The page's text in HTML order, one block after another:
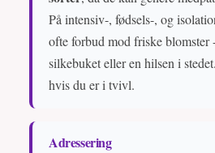
På intensiv-, fødsels-, og
ofte forbud mod friske blomster
silkebuket eller en hilsen i
hvis du er i tvivl.
Adressering